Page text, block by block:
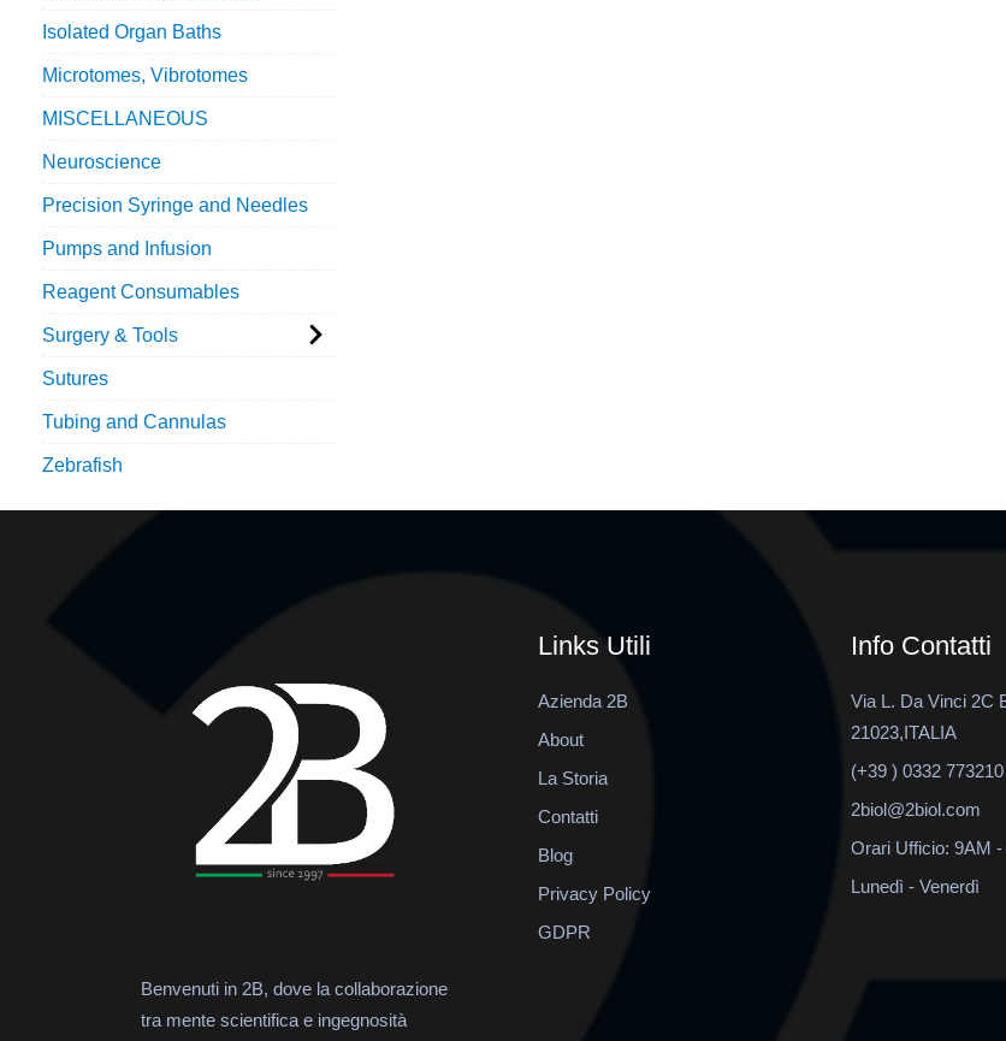
Isolated Organ Baths
Microtomes, Vibrotomes
MISCELLANEOUS
Neuroscience
Precision Syringe and Needles
Pumps and Infusion
Reagent Consumables
Surgery & Tools
Sutures
Tubing and Cannulas
Zebrafish
Benvenuti in 2B, dove la collaborazione
tra mente scientifica e ingegnosità
Links Utili
Azienda 2B
About
La Storia
Contatti
Blog
Privacy Policy
GDPR
Info Contatti
Via L. Da Vinci 2C
21023,ITALIA
(+39 ) 0332 773210
2biol@2biol.com
Orari Ufficio: 9AM -
Lunedì - Venerdì